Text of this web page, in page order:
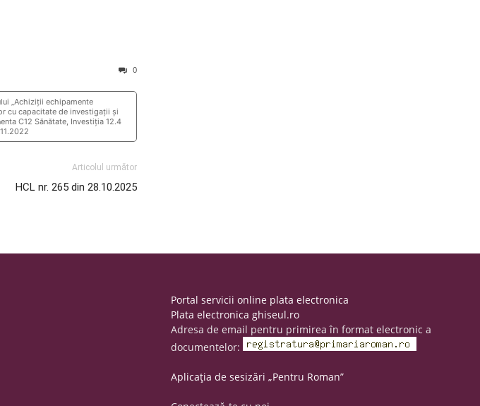
0
„Achiziții echipamente
cu capacitate de investigații și
C12 Sănătate, Investiția 12.4
Articolul următor
HCL nr. 265 din 28.10.2025
Portal servicii online plata electronica
Plata electronica ghiseul.ro
Adresa de email pentru primirea în format electronic a
documentelor:
Aplicația de sesizări „Pentru Roman”